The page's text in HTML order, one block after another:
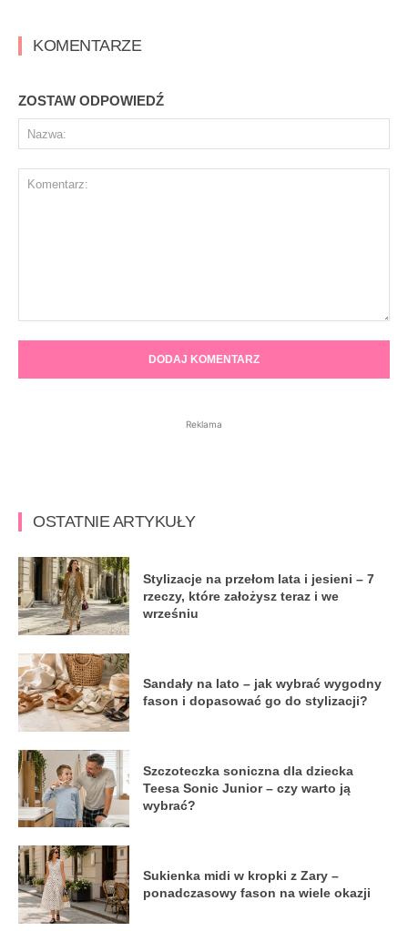
KOMENTARZE
ZOSTAW ODPOWIEDŹ
Reklama
OSTATNIE ARTYKUŁY
Stylizacje na przełom lata i jesieni – 7
rzeczy, które założysz teraz i we
wrześniu
Sandały na lato – jak wybrać wygodny
fason i dopasować go do stylizacji?
Szczoteczka soniczna dla dziecka
Teesa Sonic Junior – czy warto ją
wybrać?
Sukienka midi w kropki z Zary –
ponadczasowy fason na wiele okazji